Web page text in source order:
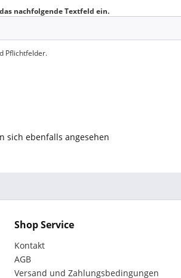
nachfolgende Textfeld ein.
Pflichtfelder.
sich ebenfalls angesehen
Shop Service
Kontakt
AGB
Versand und Zahlungsbedingungen